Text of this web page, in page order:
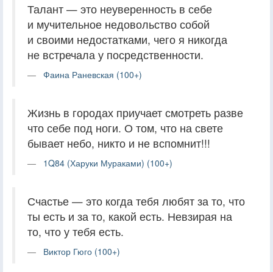
Талант — это неуверенность в себе
и мучительное недовольство собой
и своими недостатками, чего я никогда
не встречала у посредственности.
Фаина Раневская (100+)
Жизнь в городах приучает смотреть разве
что себе под ноги. О том, что на свете
бывает небо, никто и не вспомнит!!!
1Q84 (Харуки Мураками) (100+)
Счастье — это когда тебя любят за то, что
ты есть и за то, какой есть. Невзирая на
то, что у тебя есть.
Виктор Гюго (100+)